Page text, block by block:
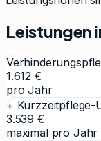
Leistungen
1.612 €
pro Jahr
+ Kurzzeitpflege-
3.539 €
maximal pro Jahr